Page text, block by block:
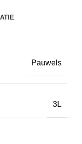
Pauwels
3L